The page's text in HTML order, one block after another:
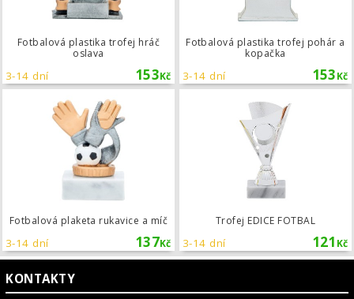
Fotbalová plastika trofej hráč
oslava
153Kč
3-14 dní
Fotbalová plastika trofej pohár a
kopačka
153Kč
3-14 dní
Fotbalová plaketa rukavice a míč
137Kč
3-14 dní
Trofej EDICE FOTBAL
121 Kč
3-14 dní
KONTAKTY